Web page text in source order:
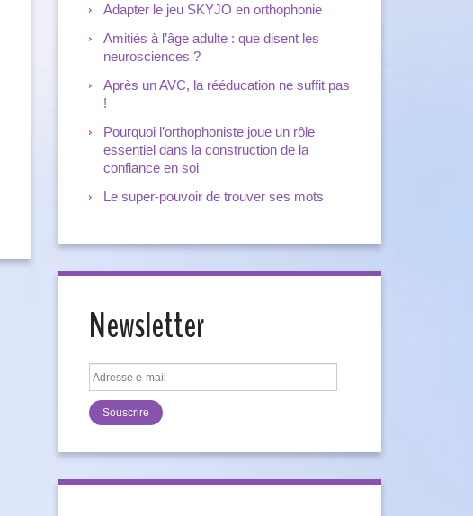
Adapter le jeu SKYJO en orthophonie
Amitiés à l’âge adulte : que disent les
neurosciences ?
Après un AVC, la rééducation ne suffit pas
!
Pourquoi l’orthophoniste joue un rôle
essentiel dans la construction de la
confiance en soi
Le super-pouvoir de trouver ses mots
Newsletter
Adresse
e-
mail